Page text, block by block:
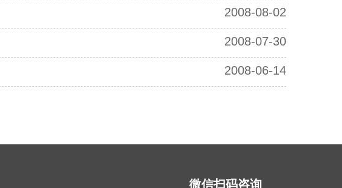
2008-08-02
2008-07-30
2008-06-14
微信扫码咨询